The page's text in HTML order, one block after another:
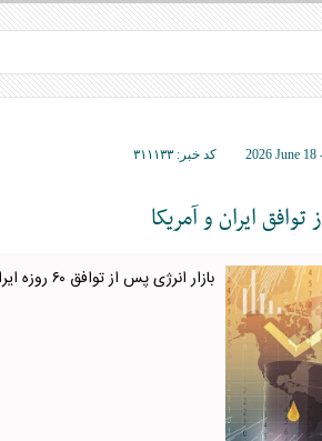
2026 June 18 کد خبر: ۳۱۱۱۳۳
ایران و آمریکا
بازار انرژی پس از توافق ۶۰ روزه ایران و آمریکا تغییر جهت داد.